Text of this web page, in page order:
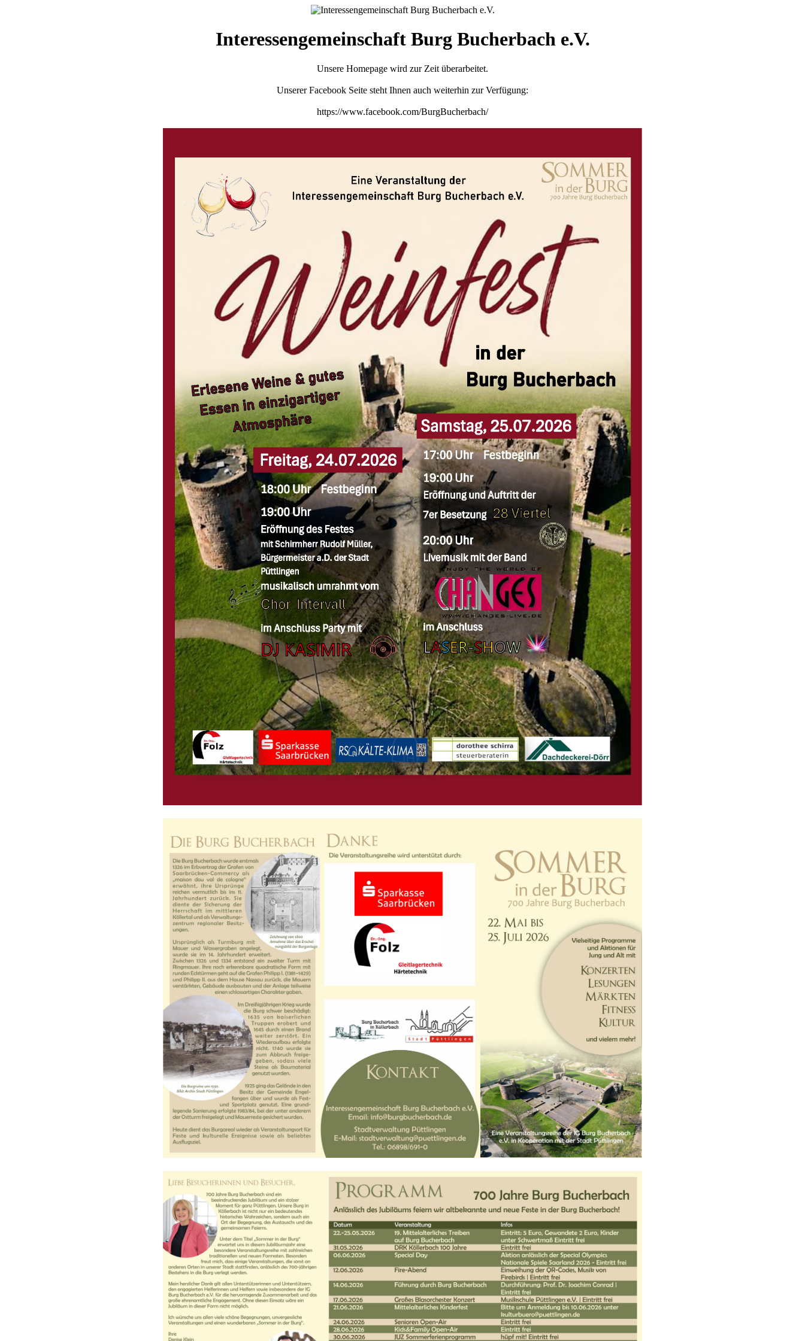
Interessengemeinschaft Burg Bucherbach e.V.
Unsere Homepage wird zur Zeit überarbeitet.
Unserer Facebook Seite steht Ihnen auch weiterhin zur Verfügung:
https://www.facebook.com/BurgBucherbach/